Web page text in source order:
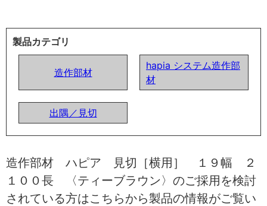
製品カテゴリ
造作部材
hapia システム造作部
材
出隅／見切
造作部材 ハピア 見切［横用］ １９幅 ２
１００長 〈ティーブラウン〉のご採用を検討
されている方はこちらから製品の情報がご覧い